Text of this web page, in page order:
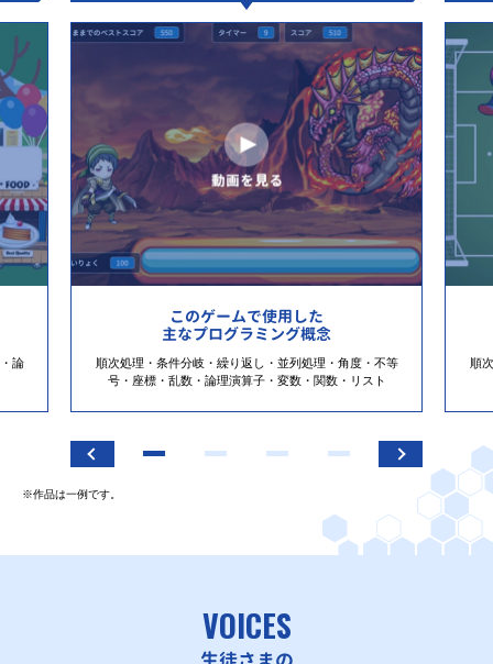
論
このゲームで使用した
主なプログラミング概念
順次処理・条件分岐・繰り返し・並列処理・角度・不等
号・座標・乱数・論理演算子・変数・関数・リスト
順
※作品は一例です。
VOICES